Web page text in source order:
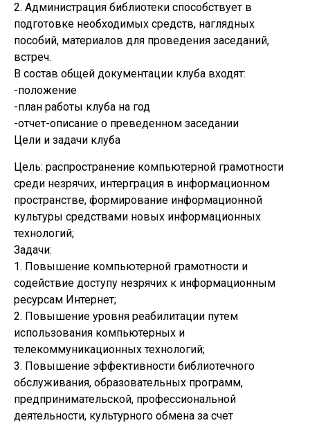
2. Администрация библиотеки способствует в
подготовке необходимых средств, наглядных
пособий, материалов для проведения заседаний,
встреч.
В состав общей документации клуба входят:
-положение
-план работы клуба на год
-отчет-описание о преведенном заседании
Цели и задачи клуба
Цель: распространение компьютерной грамотности
среди незрячих, интерграция в информационном
пространстве, формирование информационной
культуры средствами новых информационных
технологий;
Задачи:
1. Повышение компьютерной грамотности и
содействие доступу незрячих к информационным
ресурсам Интернет;
2. Повышение уровня реабилитации путем
использования компьютерных и
телекоммуникационных технологий;
3. Повышение эффективности библиотечного
обслуживания, образовательных программ,
предпринимательской, профессиональной
деятельности, культурного обмена за счет